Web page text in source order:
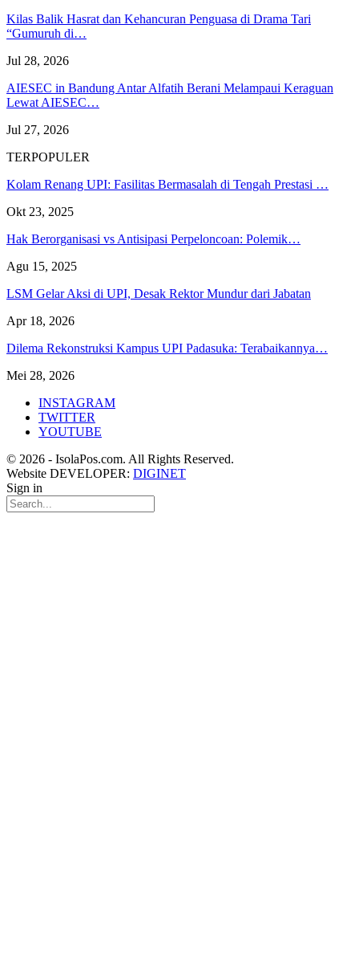
Kilas Balik Hasrat dan Kehancuran Penguasa di Drama Tari
“Gumuruh di…
Jul 28, 2026
AIESEC in Bandung Antar Alfatih Berani Melampaui Keraguan
Lewat AIESEC…
Jul 27, 2026
TERPOPULER
Kolam Renang UPI: Fasilitas Bermasalah di Tengah Prestasi …
Okt 23, 2025
Hak Berorganisasi vs Antisipasi Perpeloncoan: Polemik…
Agu 15, 2025
LSM Gelar Aksi di UPI, Desak Rektor Mundur dari Jabatan
Apr 18, 2026
Dilema Rekonstruksi Kampus UPI Padasuka: Terabaikannya…
Mei 28, 2026
INSTAGRAM
TWITTER
YOUTUBE
© 2026 - IsolaPos.com. All Rights Reserved.
Website DEVELOPER: DIGINET
Sign in